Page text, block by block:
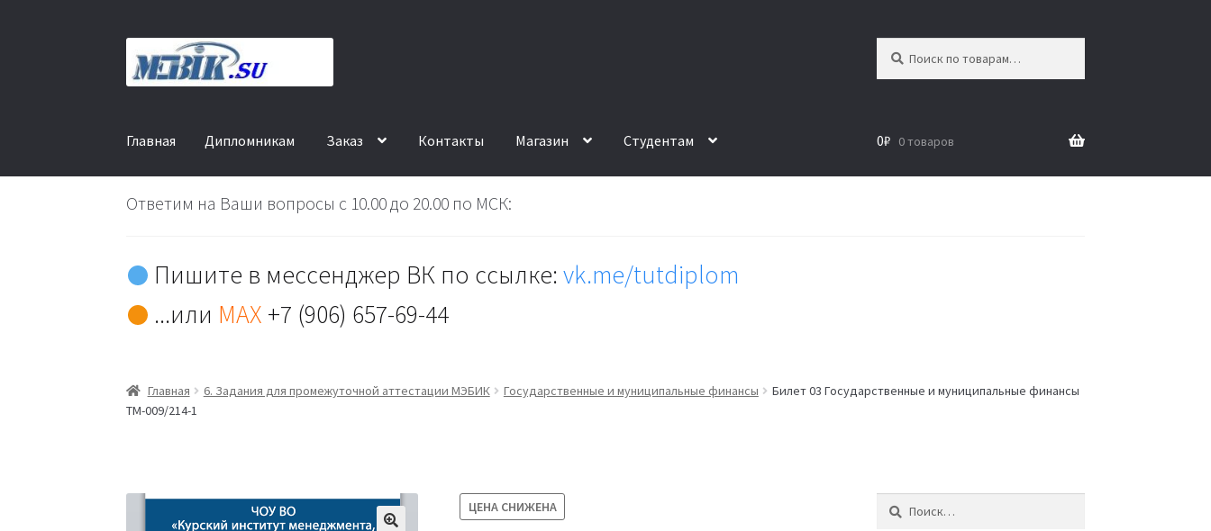
Перейти
навигации
Перейти
содержимому
Главная Дипломникам Заказ Контакты Магазин Студентам 0₽ 0 товаров
Ответим на Ваши вопросы с 10.00 до 20.00 по МСК:
Пишите в мессенджер ВК по ссылке:vk.me/tutdiplom
...или MAX +7 (906) 657-69-44
Главная 6. Задания для промежуточной аттестации МЭБИК Государственные и муниципальные финансы
Билет 03 Государственные и муниципальные финансы
ТМ-009/214-1
ЦЕНА СНИЖЕНА Найти: